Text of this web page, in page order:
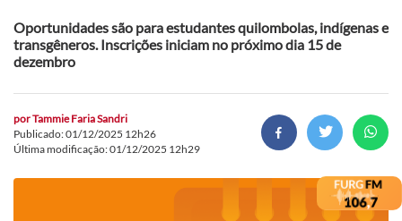
Oportunidades são para estudantes quilombolas, indígenas e
transgêneros. Inscrições iniciam no próximo dia 15 de
dezembro
porTammie Faria Sandri
Publicado: 01/12/2025 12h26
Última modificação: 01/12/2025 12h29